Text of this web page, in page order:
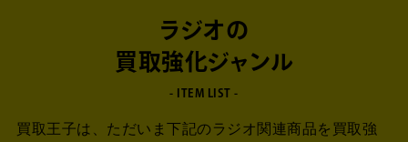
ラジオの
買取強化ジャンル
- ITEM LIST -
買取王子は、ただいま下記のラジオ関連商品を買取強